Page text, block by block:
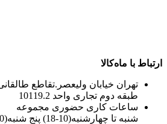
ارتباط با ماه‌کالا
تهران خیابان ولیعصر.تقاطع
طبقه دوم تجاری واحد 10119.2
ساعات کاری حضوری مجموعه
شنبه تا چهارشنبه(10-18) پنج شنبه(10-14)